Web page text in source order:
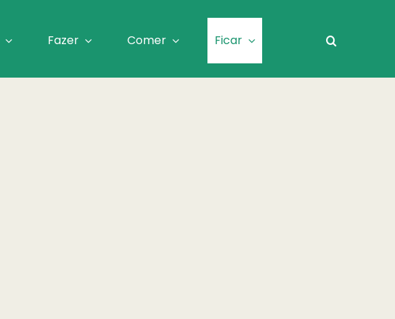
Fazer Comer Ficar